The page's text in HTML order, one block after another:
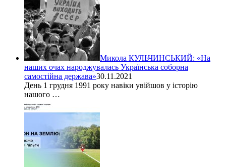
Микола КУЛЬЧИНСЬКИЙ: «На
наших очах народжувалась Українська соборна
самостійна держава»30.11.2021
День 1 грудня 1991 року навіки увійшов у історію
нашого …